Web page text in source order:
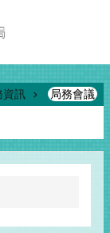
資訊 局務會議